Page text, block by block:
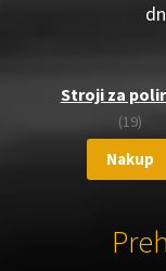
Stroji za
(19)
Nakup